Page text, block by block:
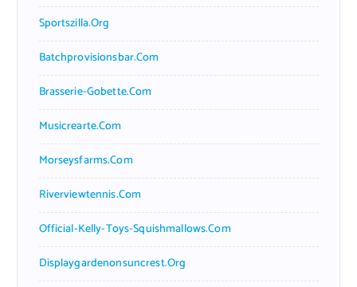
Sportszilla.org
Batchprovisionsbar.com
Brasserie-Gobette.com
Musicrearte.com
Morseysfarms.com
Riverviewtennis.com
Official-Kelly-Toys-Squishmallows.com
Displaygardenonsuncrest.org